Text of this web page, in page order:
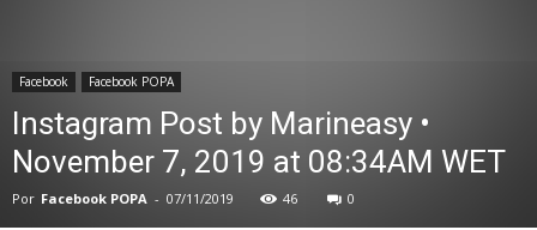
Facebook Facebook POPA
Instagram Post by Marineasy •
November 7, 2019 at 08:34AM WET
Por Facebook POPA - 07/11/2019 46 0